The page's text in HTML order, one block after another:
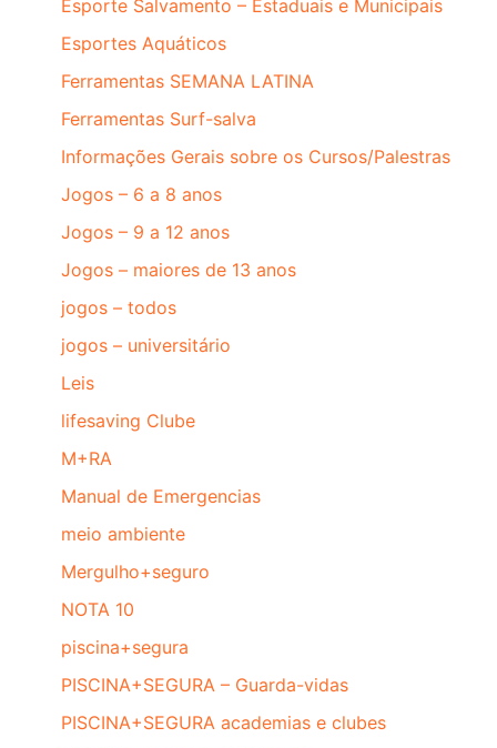
Esporte Salvamento – Estaduais e Municipais
Esportes Aquáticos
Ferramentas SEMANA LATINA
Ferramentas Surf-salva
Informações Gerais sobre os Cursos/Palestras
Jogos – 6 a 8 anos
Jogos – 9 a 12 anos
Jogos – maiores de 13 anos
jogos – todos
jogos – universitário
Leis
lifesaving Clube
M+RA
Manual de Emergencias
meio ambiente
Mergulho+seguro
NOTA 10
piscina+segura
PISCINA+SEGURA – Guarda-vidas
PISCINA+SEGURA academias e clubes